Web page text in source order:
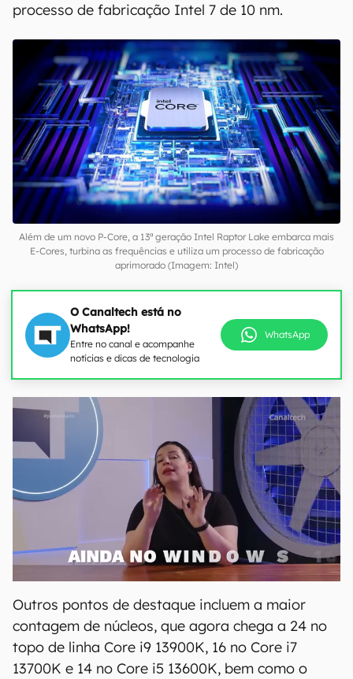
processo de fabricação Intel 7 de 10 nm.
Além de um novo P-Core, a 13ª geração Intel Raptor Lake embarca mais
E-Cores, turbina as frequências e utiliza um processo de fabricação
aprimorado (Imagem: Intel)
O Canaltech está no
WhatsApp!
Entre no canal e acompanhe
notícias e dicas de tecnologia
WhatsApp
Outros pontos de destaque incluem a maior
contagem de núcleos, que agora chega a 24 no
topo de linha Core i9 13900K, 16 no Core i7
13700K e 14 no Core i5 13600K, bem como o